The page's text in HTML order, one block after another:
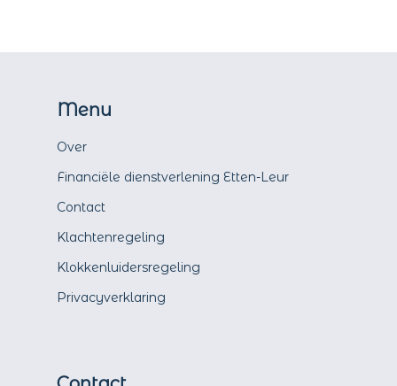
Menu
Financiële dienstverlening Etten-Leur
Over
Contact
Klachtenregeling
Klokkenluidersregeling
Privacyverklaring